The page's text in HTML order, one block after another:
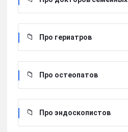
Про гериатров
Про остеопатов
Про эндоскопистов